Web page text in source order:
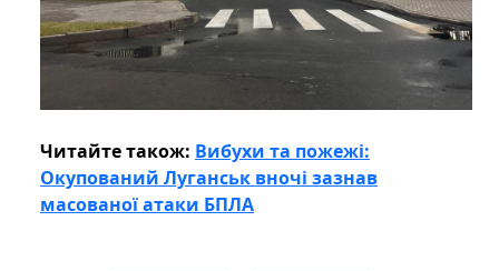
Читайте також: Вибухи та пожежі:
Окупований Луганськ вночі зазнав
масованої атаки БПЛА